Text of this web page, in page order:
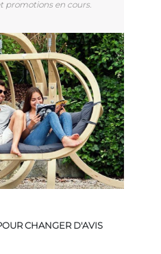
promotions en cours.
CHANGER D'AVIS